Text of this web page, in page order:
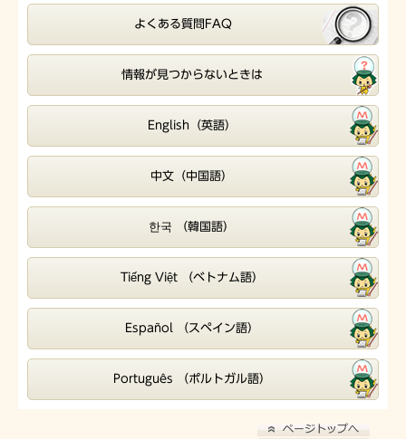
よくある質問FAQ
情報が見つからないときは
English（英語）
中文（中国語）
한국 （韓国語）
Tiếng Việt （ベトナム語）
Español （スペイン語）
Português （ポルトガル語）